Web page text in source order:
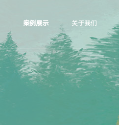
案例展示 关于我们